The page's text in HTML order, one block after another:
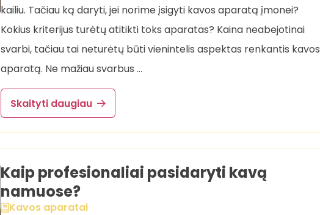
kailiu. Tačiau ką daryti, jei norime įsigyti kavos aparatą įmonei?
Kokius kriterijus turėtų atitikti toks aparatas? Kaina neabejotinai
svarbi, tačiau tai neturėtų būti vienintelis aspektas renkantis kavos
aparatą. Ne mažiau svarbus …
Skaityti daugiau
Kaip profesionaliai pasidaryti kavą
namuose?
Kavos aparatai